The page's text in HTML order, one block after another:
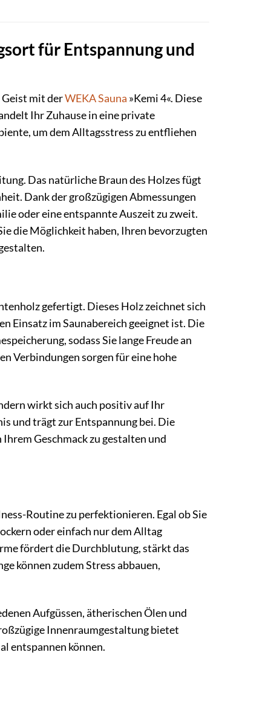
für Entspannung und
Geist mit derWEKASauna »Kemi 4«. Diese
Ihr Zuhause in eine private
um dem Alltagsstress zu entfliehen
Das natürliche Braun des Holzes fügt
Dank der großzügigen Abmessungen
oder eine entspannte Auszeit zu zweit.
die Möglichkeit haben, Ihren bevorzugten
gefertigt. Dieses Holz zeichnet sich
Einsatz im Saunabereich geeignet ist. Die
sodass Sie lange Freude an
Verbindungen sorgen für eine hohe
wirkt sich auch positiv auf Ihr
und trägt zur Entspannung bei. Die
Geschmack zu gestalten und
Routine zu perfektionieren. Egal ob Sie
oder einfach nur dem Alltag
fördert die Durchblutung, stärkt das
können zudem Stress abbauen,
Aufgüssen, ätherischen Ölen und
Innenraumgestaltung bietet
entspannen können.